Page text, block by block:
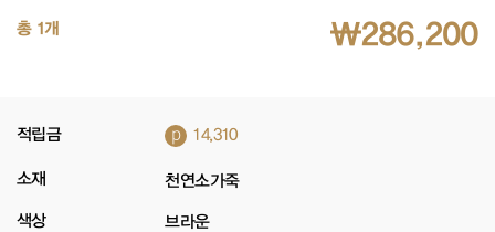
총 1개 ₩286,200
적립금 p 14,310
소재 천연소가죽
색상 브라운